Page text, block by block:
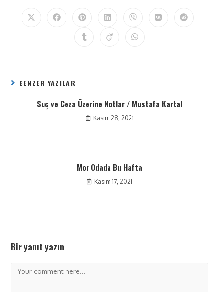
BENZER YAZILAR
Suç ve Ceza Üzerine Notlar / Mustafa Kartal
Kasım 28, 2021
Mor Odada Bu Hafta
Kasım 17, 2021
Bir yanıt yazın